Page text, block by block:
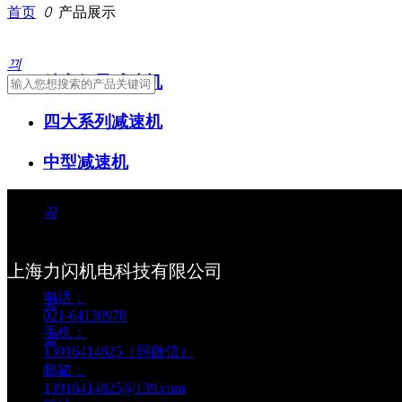
首页 ꄲ 产品展示
精密行星减速机
四大系列减速机
中型减速机
ꀁ高精度齿条
精铣齿条
齿轮
导轨、滚轮
끠
끅
뀩
뀥
服务时间
上海力闪机电科技有限公司
电话：
021-64130978
手机：
13916414825（同微信）
邮箱：
13916414825@139.com